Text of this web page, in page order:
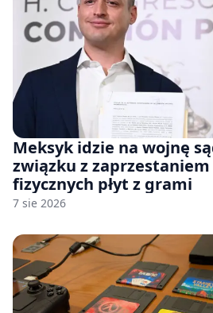
Meksyk idzie na wojnę
związku z
fizycznych płyt z grami
7 sie 2026